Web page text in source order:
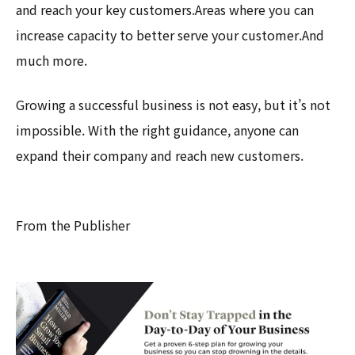
and reach your key customers.Areas where you can
increase capacity to better serve your customer.And
much more.
Growing a successful business is not easy, but it’s not
impossible. With the right guidance, anyone can
expand their company and reach new customers.
From the Publisher